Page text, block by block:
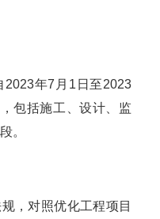
年7月1日至2023
包括施工、设计、监
。
对照优化工程项目